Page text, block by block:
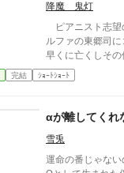
降魔 鬼灯
ピアニスト志望
ルファの東郷司
早くに亡くしそ
て未成年最後の
トチャンスだっ
コンサート入賞
がいることを知
レていない事を利
計画するが……
完結 ｼｮｰﾄｼｮｰﾄ
αが離してくれ
雪兎
運命の番じゃな